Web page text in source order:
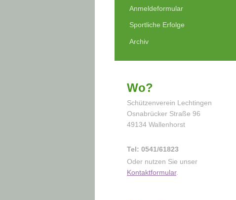
Anmeldeformular
Sportliche Erfolge
Archiv
Wo?
Schützenverein Lechtingen
Osnabrücker Straße 96
49134 Wallenhorst
Tel: 0541/61823
Oder nutzen Sie unser
Kontaktformular.